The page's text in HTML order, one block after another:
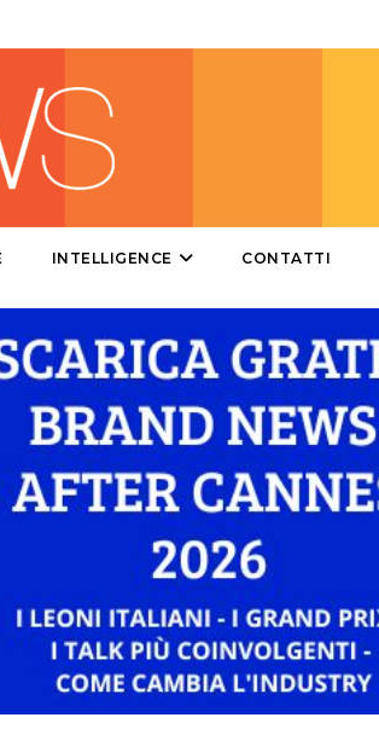
INTELLIGENCE CONTATTI